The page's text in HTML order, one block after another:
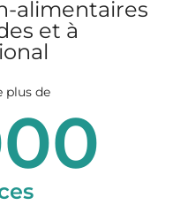
alimentaires
et à
plus de